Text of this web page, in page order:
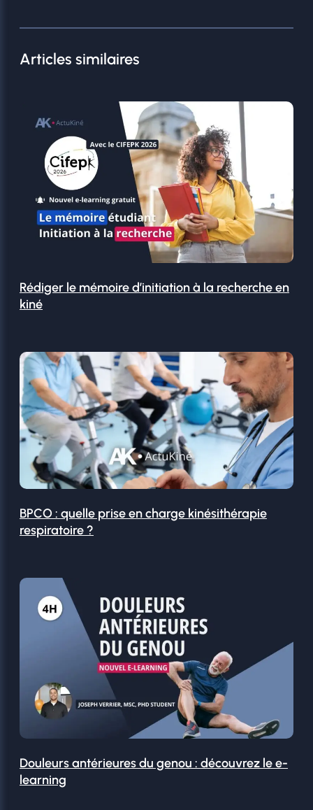
Articles similaires
Rédiger le mémoire d’initiation à la recherche en
kiné
BPCO : quelle prise en charge kinésithérapie
respiratoire ?
Douleurs antérieures du genou : découvrez le e-
learning